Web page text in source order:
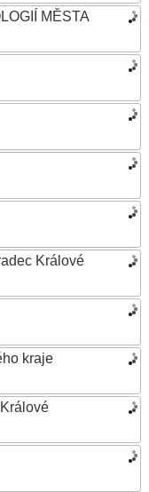
MĚSTA
Králové
kraje